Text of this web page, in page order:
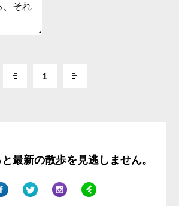
、それ
1
最新の散歩を見逃しません。